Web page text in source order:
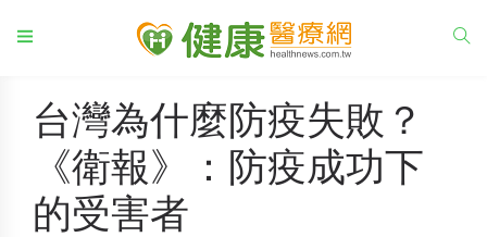
台灣為什麼防疫失敗？
《衛報》：防疫成功下
的受害者